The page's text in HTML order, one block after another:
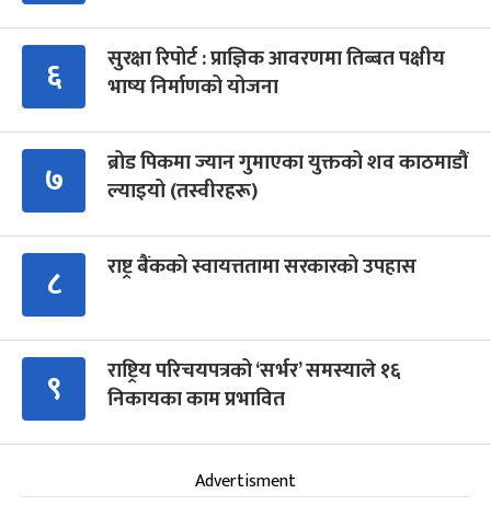
६
सुरक्षा रिपोर्ट : प्राज्ञिक आवरणमा तिब्बत पक्षीय
भाष्य निर्माणको योजना
७
ब्रोड पिकमा ज्यान गुमाएका युक्तको शव काठमाडौं
ल्याइयो (तस्वीरहरू)
८ राष्ट्र बैंकको स्वायत्ततामा सरकारको उपहास
९
राष्ट्रिय परिचयपत्रको ‘सर्भर’ समस्याले १६
निकायका काम प्रभावित
Advertisment